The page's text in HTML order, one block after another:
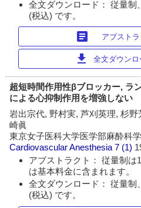
全文ダウンロード： 従量制
(税込) です。
article アブスト
download 全文ダウン
超短時間作用性βブロッカー, ラ
による心抑制作用を増強しない
岩出宗代, 野村実, 芦刈英理, 杉
崎眞
東京女子医科大学医学部麻酔科
Cardiovascular Anesthesia 7 (1)
アブストラクト： 従量制は
は基本料金に含まれます。
全文ダウンロード： 従量制
(税込) です。